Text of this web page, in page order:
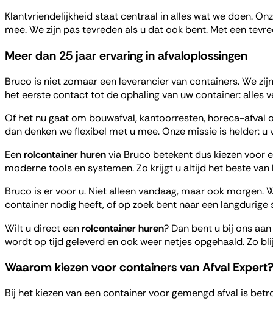
Klantvriendelijkheid staat centraal in alles wat we doen.
mee. We zijn pas tevreden als u dat ook bent. Met een
Meer dan 25 jaar ervaring in afvaloplossingen
Bruco is niet zomaar een leverancier van containers. We
het eerste contact tot de ophaling van uw container: alles
Of het nu gaat om bouwafval, kantoorresten, horeca-afval
dan denken we flexibel met u mee. Onze missie is helder:
Eenrolcontainer hurenvia Bruco betekent dus kiezen voor
moderne tools en systemen. Zo krijgt u altijd het beste van
Bruco is er voor u. Niet alleen vandaag, maar ook
container nodig heeft, of op zoek bent naar een langdurige
Wilt u direct eenrolcontainer huren? Dan bent u bij ons
wordt op tijd geleverd en ook weer netjes opgehaald. Zo
Waarom kiezen voor containers van Afval Expert?
Bij het kiezen van een container voor gemengd afval is